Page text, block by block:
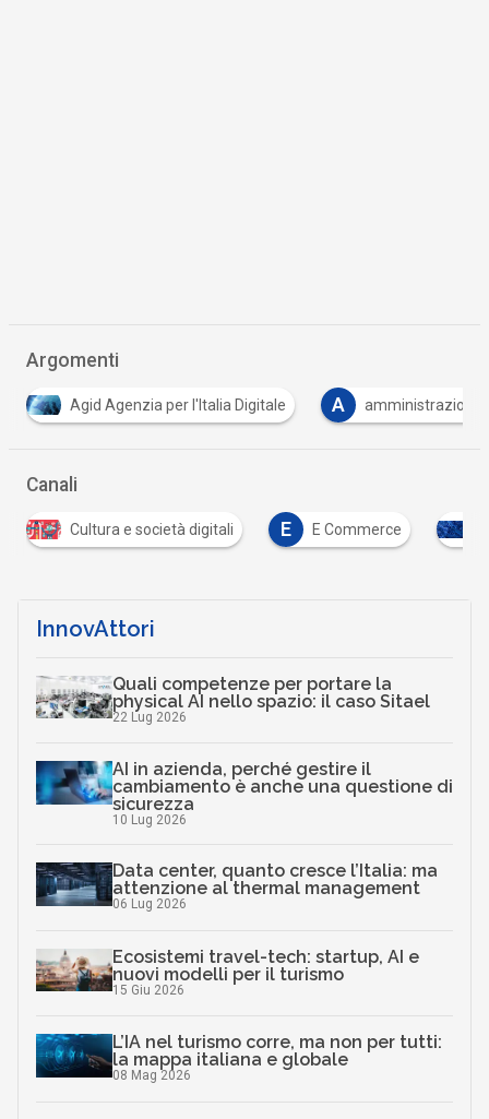
Argomenti
A amministrazione C carta C copertura
Canali
E E Commerce Infrastrutture digitali
InnovAttori
Quali competenze per portare la
physical AI nello spazio: il caso Sitael
22 Lug 2026
AI in azienda, perché gestire il
cambiamento è anche una questione di
sicurezza
10 Lug 2026
Data center, quanto cresce l’Italia: ma
attenzione al thermal management
06 Lug 2026
Ecosistemi travel-tech: startup, AI e
nuovi modelli per il turismo
15 Giu 2026
L’IA nel turismo corre, ma non per tutti:
la mappa italiana e globale
08 Mag 2026